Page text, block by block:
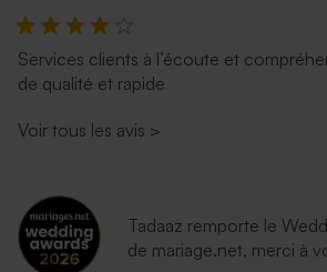
Services clients à l’écoute et
de qualité et rapide
Voir tous les avis >
Tadaaz remporte le
de mariage.net, merci à